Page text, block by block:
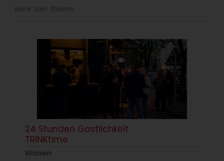
Mehr zum Thema
24 Stunden Gastlichkeit
TRINKtime
Wissen